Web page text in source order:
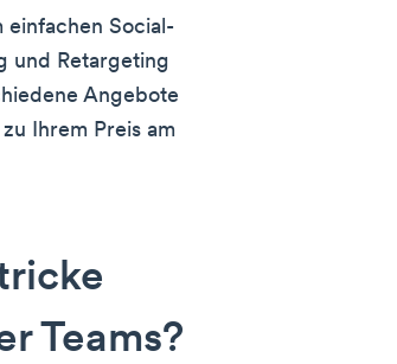
einfachen Social-
und Retargeting
Angebote
Ihrem Preis am
Teams?